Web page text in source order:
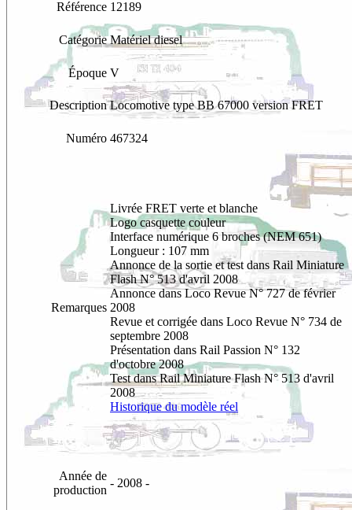
Référence 12189
Catégorie Matériel diesel
Époque V
Description Locomotive type BB 67000 version FRET
Numéro 467324
Remarques
Livrée FRET verte et blanche
Logo casquette couleur
Interface numérique 6 broches (NEM 651)
Longueur : 107 mm
Annonce de la sortie et test dans Rail Miniature
Flash N° 513 d'avril 2008
Annoncedans Loco Revue N° 727 de février
2008
Revue et corrigée dans Loco Revue N° 734 de
septembre 2008
Présentation dans Rail Passion N° 132
d'octobre 2008
Test dans Rail Miniature Flash N° 513 d'avril
2008
Historique du modèle réel
Année de
production
- 2008 -